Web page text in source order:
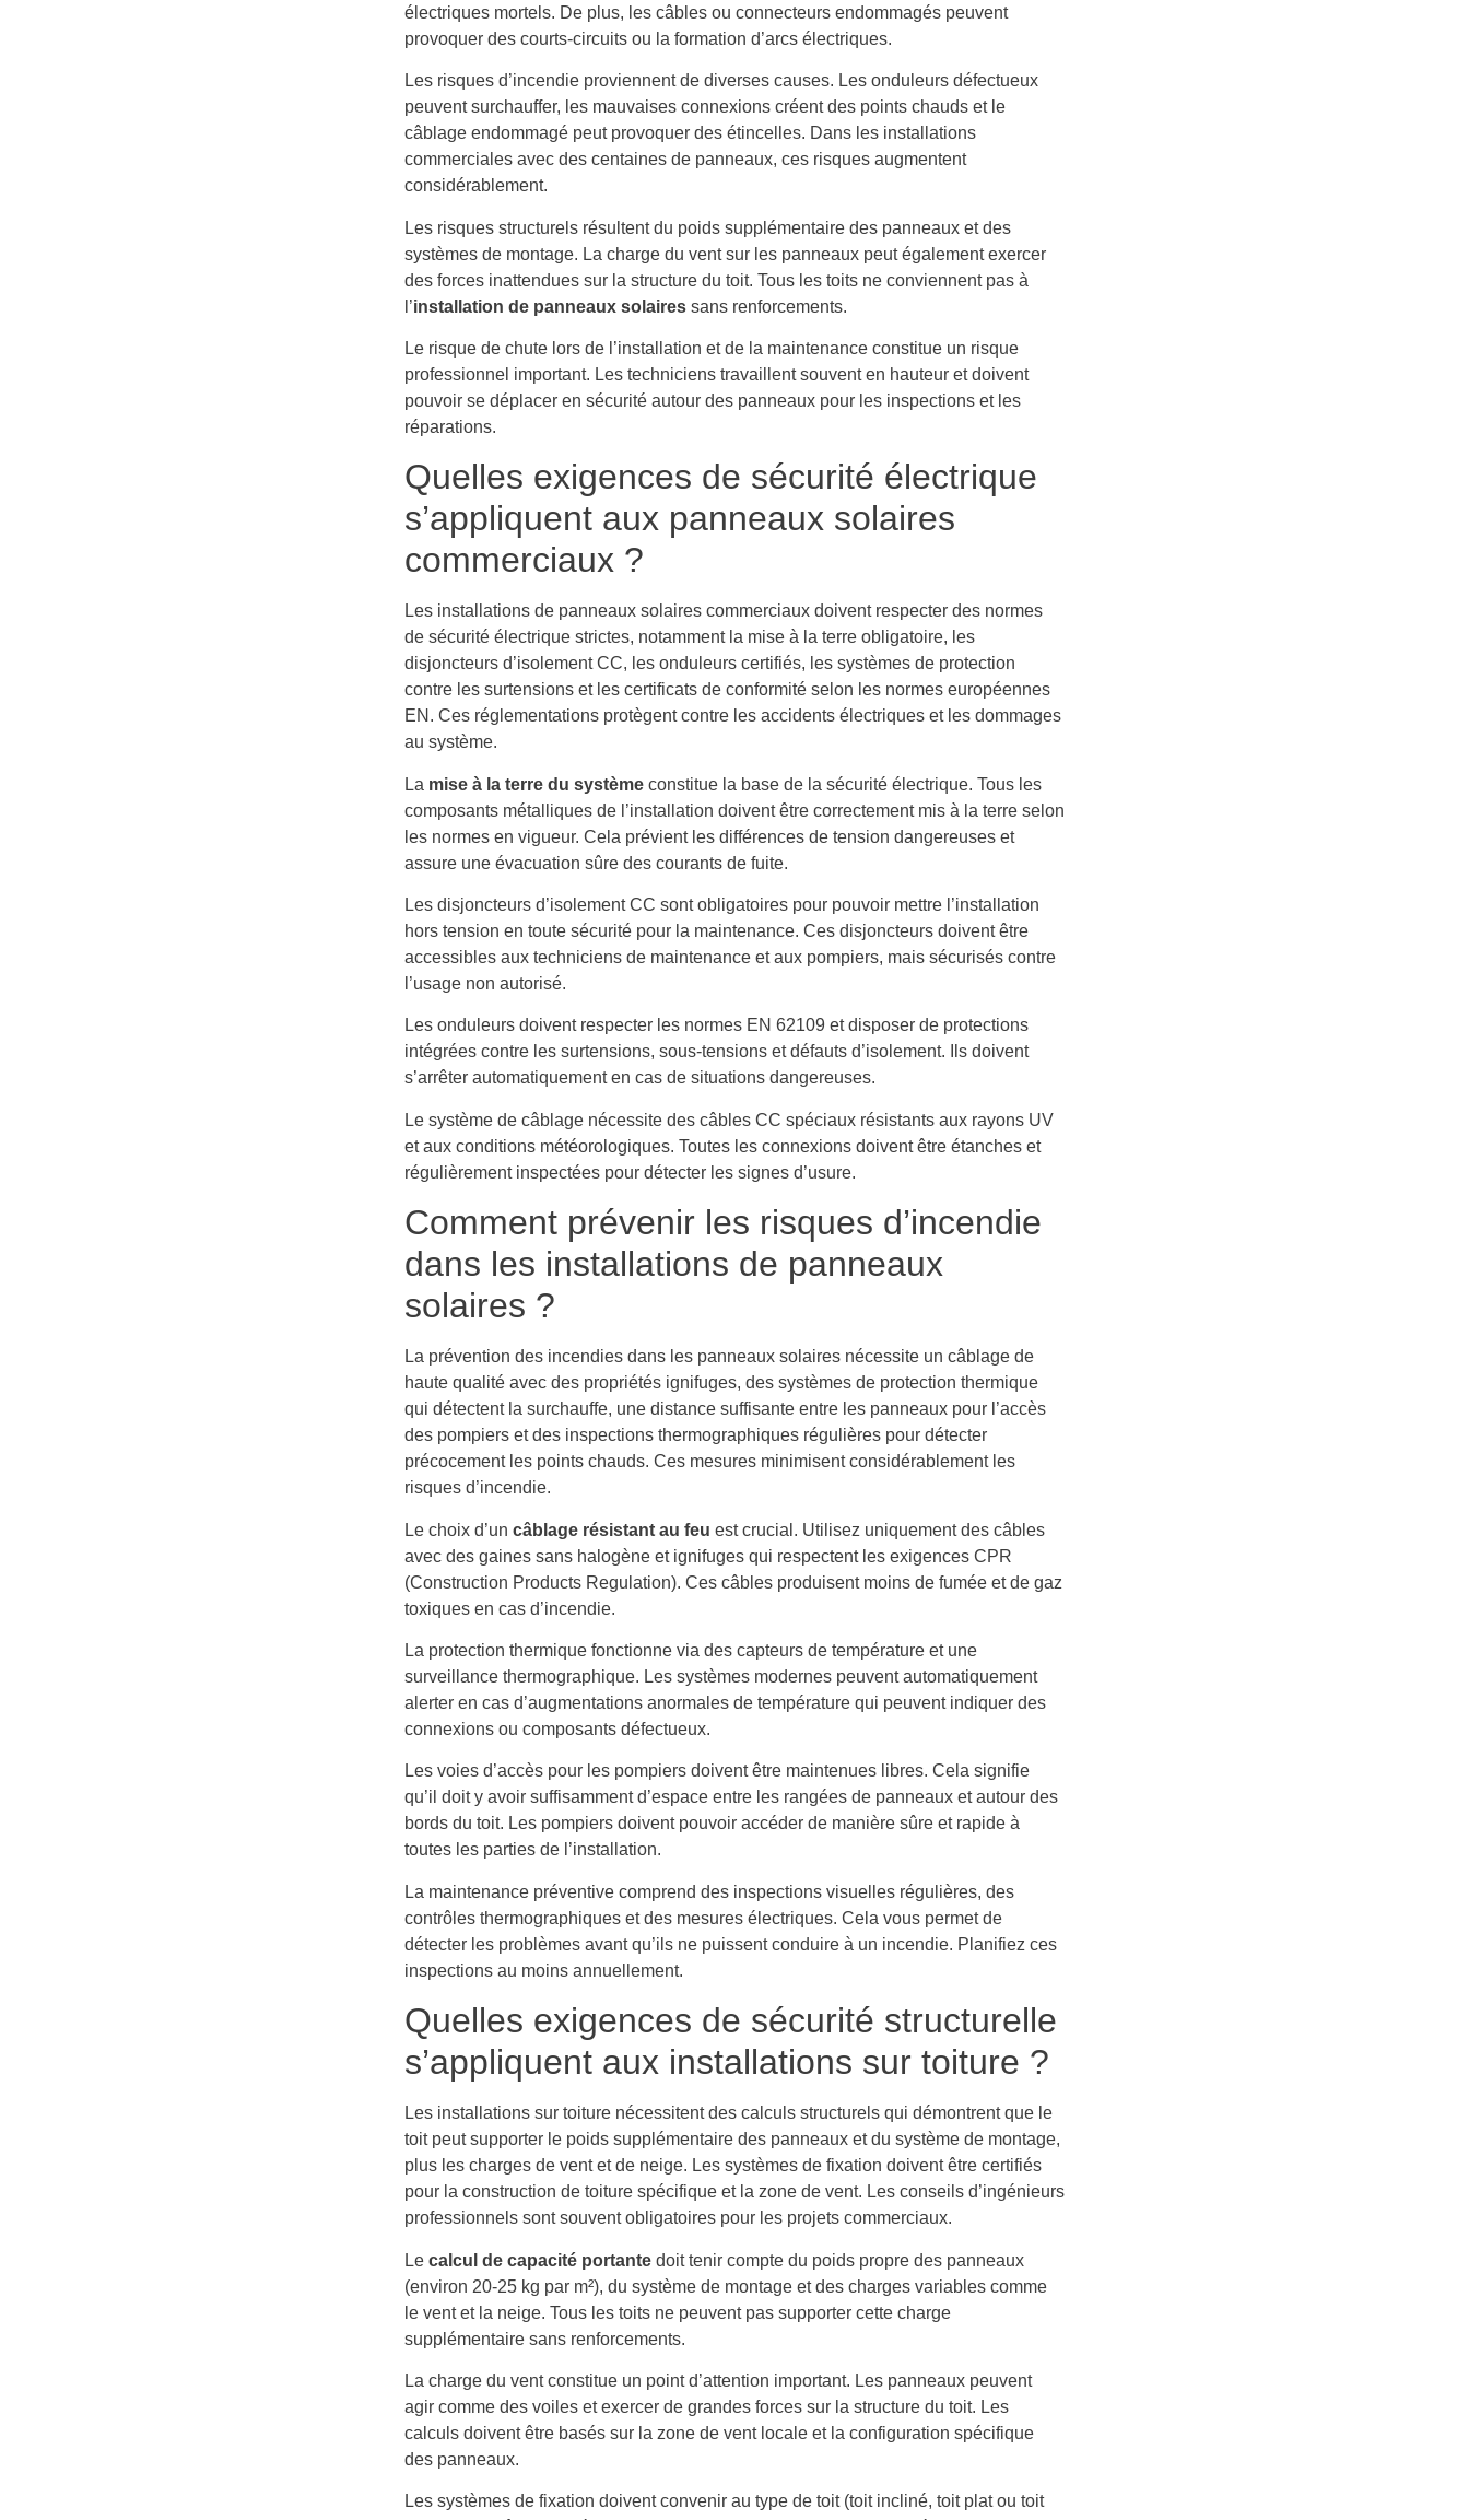
électriques mortels. De plus, les câbles ou connecteurs endommagés peuvent
provoquer des courts-circuits ou la formation d’arcs électriques.
Les risques d’incendie proviennent de diverses causes. Les onduleurs défectueux
peuvent surchauffer, les mauvaises connexions créent des points chauds et le
câblage endommagé peut provoquer des étincelles. Dans les installations
commerciales avec des centaines de panneaux, ces risques augmentent
considérablement.
Les risques structurels résultent du poids supplémentaire des panneaux et des
systèmes de montage. La charge du vent sur les panneaux peut également exercer
des forces inattendues sur la structure du toit. Tous les toits ne conviennent pas à
l’installation de panneaux solaires sans renforcements.
Le risque de chute lors de l’installation et de la maintenance constitue un risque
professionnel important. Les techniciens travaillent souvent en hauteur et doivent
pouvoir se déplacer en sécurité autour des panneaux pour les inspections et les
réparations.
Quelles exigences de sécurité électrique
s’appliquent aux panneaux solaires
commerciaux ?
Les installations de panneaux solaires commerciaux doivent respecter des normes
de sécurité électrique strictes, notamment la mise à la terre obligatoire, les
disjoncteurs d’isolement CC, les onduleurs certifiés, les systèmes de protection
contre les surtensions et les certificats de conformité selon les normes européennes
EN. Ces réglementations protègent contre les accidents électriques et les dommages
au système.
La mise à la terre du système constitue la base de la sécurité électrique. Tous les
composants métalliques de l’installation doivent être correctement mis à la terre selon
les normes en vigueur. Cela prévient les différences de tension dangereuses et
assure une évacuation sûre des courants de fuite.
Les disjoncteurs d’isolement CC sont obligatoires pour pouvoir mettre l’installation
hors tension en toute sécurité pour la maintenance. Ces disjoncteurs doivent être
accessibles aux techniciens de maintenance et aux pompiers, mais sécurisés contre
l’usage non autorisé.
Les onduleurs doivent respecter les normes EN 62109 et disposer de protections
intégrées contre les surtensions, sous-tensions et défauts d’isolement. Ils doivent
s’arrêter automatiquement en cas de situations dangereuses.
Le système de câblage nécessite des câbles CC spéciaux résistants aux rayons UV
et aux conditions météorologiques. Toutes les connexions doivent être étanches et
régulièrement inspectées pour détecter les signes d’usure.
Comment prévenir les risques d’incendie
dans les installations de panneaux
solaires ?
La prévention des incendies dans les panneaux solaires nécessite un câblage de
haute qualité avec des propriétés ignifuges, des systèmes de protection thermique
qui détectent la surchauffe, une distance suffisante entre les panneaux pour l’accès
des pompiers et des inspections thermographiques régulières pour détecter
précocement les points chauds. Ces mesures minimisent considérablement les
risques d’incendie.
Le choix d’un câblage résistant au feu est crucial. Utilisez uniquement des câbles
avec des gaines sans halogène et ignifuges qui respectent les exigences CPR
(Construction Products Regulation). Ces câbles produisent moins de fumée et de gaz
toxiques en cas d’incendie.
La protection thermique fonctionne via des capteurs de température et une
surveillance thermographique. Les systèmes modernes peuvent automatiquement
alerter en cas d’augmentations anormales de température qui peuvent indiquer des
connexions ou composants défectueux.
Les voies d’accès pour les pompiers doivent être maintenues libres. Cela signifie
qu’il doit y avoir suffisamment d’espace entre les rangées de panneaux et autour des
bords du toit. Les pompiers doivent pouvoir accéder de manière sûre et rapide à
toutes les parties de l’installation.
La maintenance préventive comprend des inspections visuelles régulières, des
contrôles thermographiques et des mesures électriques. Cela vous permet de
détecter les problèmes avant qu’ils ne puissent conduire à un incendie. Planifiez ces
inspections au moins annuellement.
Quelles exigences de sécurité structurelle
s’appliquent aux installations sur toiture ?
Les installations sur toiture nécessitent des calculs structurels qui démontrent que le
toit peut supporter le poids supplémentaire des panneaux et du système de montage,
plus les charges de vent et de neige. Les systèmes de fixation doivent être certifiés
pour la construction de toiture spécifique et la zone de vent. Les conseils d’ingénieurs
professionnels sont souvent obligatoires pour les projets commerciaux.
Le calcul de capacité portante doit tenir compte du poids propre des panneaux
(environ 20-25 kg par m²), du système de montage et des charges variables comme
le vent et la neige. Tous les toits ne peuvent pas supporter cette charge
supplémentaire sans renforcements.
La charge du vent constitue un point d’attention important. Les panneaux peuvent
agir comme des voiles et exercer de grandes forces sur la structure du toit. Les
calculs doivent être basés sur la zone de vent locale et la configuration spécifique
des panneaux.
Les systèmes de fixation doivent convenir au type de toit (toit incliné, toit plat ou toit